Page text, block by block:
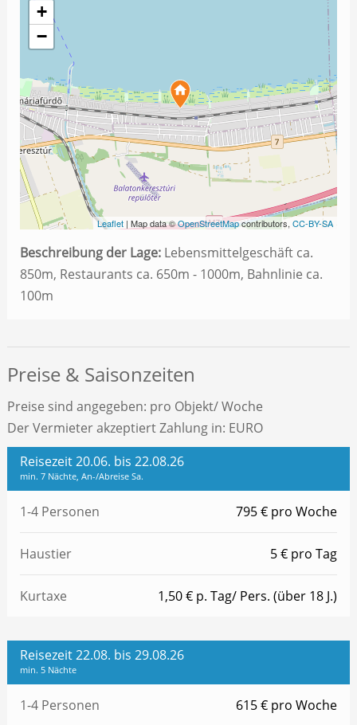
+
−
Leaflet | Map data ©OpenStreetMapcontributors,CC-BY-SA
Beschreibung der Lage:Lebensmittelgeschäft ca.
850m, Restaurants ca. 650m - 1000m, Bahnlinie ca.
100m
Preise & Saisonzeiten
Preise sind angegeben: pro Objekt/ Woche
Der Vermieter akzeptiert Zahlung in: EURO
Reisezeit 20.06. bis 22.08.26
min. 7 Nächte, An-/Abreise Sa.
1-4 Personen 795 € pro Woche
Haustier 5 € pro Tag
Kurtaxe 1,50 € p. Tag/ Pers. (über 18 J.)
Reisezeit 22.08. bis 29.08.26
min. 5 Nächte
1-4 Personen 615 € pro Woche